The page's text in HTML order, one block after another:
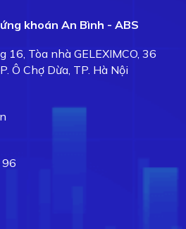
khoán An Bình - ABS
16, Tòa nhà GELEXIMCO, 36
Ô Chợ Dừa, TP. Hà Nội